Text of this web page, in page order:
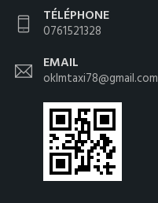
TÉLÉPHONE
0761521328
EMAIL
oklmtaxi78@gmail.com